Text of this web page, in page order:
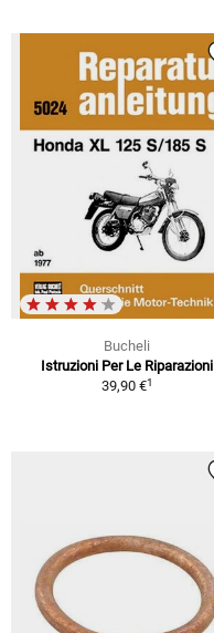
Bucheli
Istruzioni Per Le Riparazioni
39,90 €1